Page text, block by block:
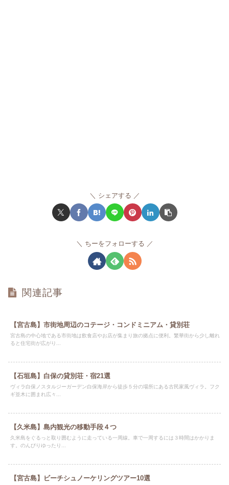
シェアする
ちーをフォローする
関連記事
【宮古島】市街地周辺のコテージ・コンドミニアム・貸別荘
宮古島の中心地である市街地は飲食店やお店が集まり旅の拠点に便利。繁華街から少し離れ
ると住宅街が広がり...
【石垣島】白保の貸別荘・宿21選
ヴィラ白保ノスタルジーガーデン白保海岸から徒歩５分の場所にある古民家風ヴィラ。フク
ギ並木に囲まれ広々...
【久米島】島内観光の移動手段４つ
久米島をぐるっと取り囲むように走っている一周線。車で一周するには３時間はかかりま
す。のんびりゆったり...
【宮古島】ビーチシュノーケリングツアー10選